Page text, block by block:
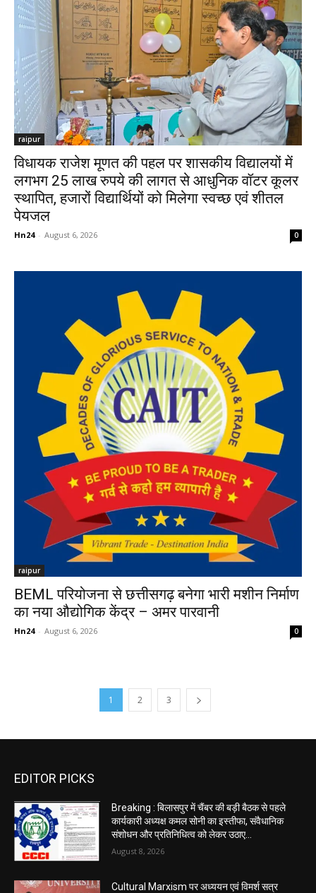
raipur
विधायक राजेश मूणत की पहल पर शासकीय विद्यालयों में
लगभग 25 लाख रुपये की लागत से आधुनिक वॉटर कूलर
स्थापित, हजारों विद्यार्थियों को मिलेगा स्वच्छ एवं शीतल
पेयजल
Hn24 - August 6, 2026 0
raipur
BEML परियोजना से छत्तीसगढ़ बनेगा भारी मशीन निर्माण
का नया औद्योगिक केंद्र – अमर पारवानी
Hn24 - August 6, 2026 0
1 2 3
EDITOR PICKS
Breaking : बिलासपुर में चैंबर की बड़ी बैठक से पहले
कार्यकारी अध्यक्ष कमल सोनी का इस्तीफा, संवैधानिक
संशोधन और प्रतिनिधित्व को लेकर उठाए...
August 8, 2026
Cultural Marxism पर अध्ययन एवं विमर्श सत्र